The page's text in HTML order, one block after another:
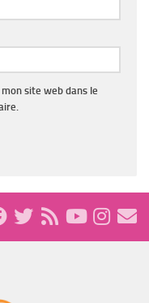
site web dans le